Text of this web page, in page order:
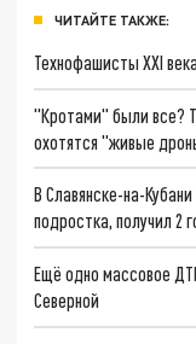
ЧИТАЙТЕ ТАКЖЕ:
Технофашисты XXI века
"Кротами" были все?
охотятся "живые
В Славянске-на-
подростка, получил 2
Ещё одно массовое
Северной